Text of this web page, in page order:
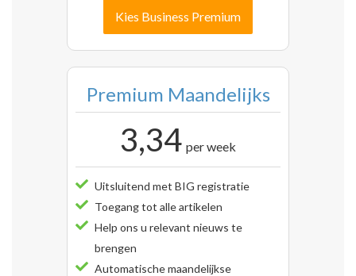
Kies Business Premium
Premium Maandelijks
3,34 per week
Uitsluitend met BIG registratie
Toegang tot alle artikelen
Help ons u relevant nieuws te
brengen
Automatische maandelijkse